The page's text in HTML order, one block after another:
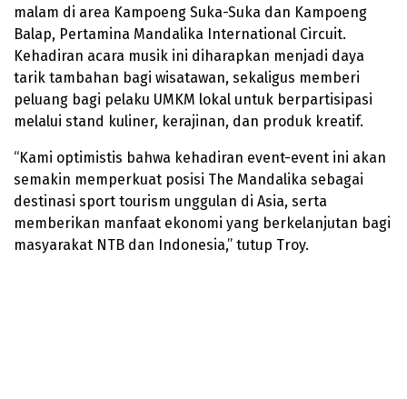
malam di area Kampoeng Suka-Suka dan Kampoeng
Balap, Pertamina Mandalika International Circuit.
Kehadiran acara musik ini diharapkan menjadi daya
tarik tambahan bagi wisatawan, sekaligus memberi
peluang bagi pelaku UMKM lokal untuk berpartisipasi
melalui stand kuliner, kerajinan, dan produk kreatif.
“Kami optimistis bahwa kehadiran event-event ini akan
semakin memperkuat posisi The Mandalika sebagai
destinasi sport tourism unggulan di Asia, serta
memberikan manfaat ekonomi yang berkelanjutan bagi
masyarakat NTB dan Indonesia,” tutup Troy.